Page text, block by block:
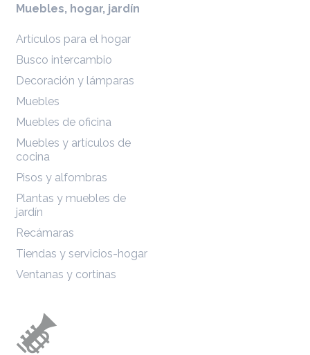
Muebles, hogar, jardín
Artículos para el hogar
Busco intercambio
Decoración y lámparas
Muebles
Muebles de oficina
Muebles y artículos de
cocina
Pisos y alfombras
Plantas y muebles de
jardín
Recámaras
Tiendas y servicios-hogar
Ventanas y cortinas